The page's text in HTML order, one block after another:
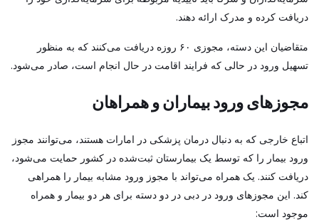
دریافت کرده و مدرک ارائه دهند.
متقاضیان این دسته، مجوزی ۶۰ روزه دریافت می‌کنند که به منظور
تسهیل ورود در حالی که فرایند اقامت در حال انجام است، صادر می‌شود.
مجوزهای ورود بیماران و همراهان
اتباع خارجی که به دنبال درمان پزشکی در امارات هستند، می‌توانند مجوز
ورود بیمار را که توسط یک بیمارستان ثبت‌شده در کشور حمایت می‌شود،
دریافت کنند. یک همراه می‌تواند با مجوز ورود مشابه بیمار را همراهی
کند. این مجوزهای ورود در دبی در دو دسته برای هر دو بیمار و همراه
موجود است: